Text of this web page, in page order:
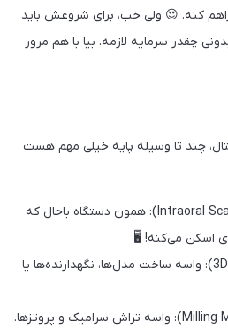
کنه. 😍 ولی خب، برای شروعش باید
چقدر سرمایه لازمه. بیا با هم مرور
چند تا وسیله پایه خیلی مهم هست
اسکنر داخل دهانی (Intraoral Scanner): همون دستگاه باحال که
اسکن می‌کنه! 🖥️
چاپگر سه‌بعدی (3D Printer): واسه ساخت مدل‌ها، نگهدارنده‌ها یا
دستگاه میلینگ (Milling Machine): واسه تراش سرامیک و پروتزها.